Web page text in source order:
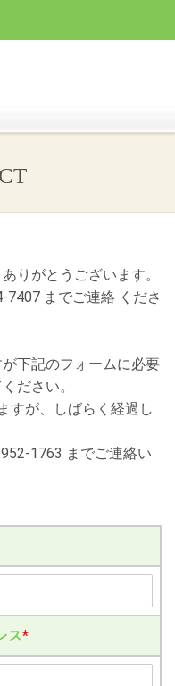
りがとうございます。
までご連絡 くださ
下記のフォームに必要
ださい。
すが、しばらく経過し
1763 までご連絡い
ス*